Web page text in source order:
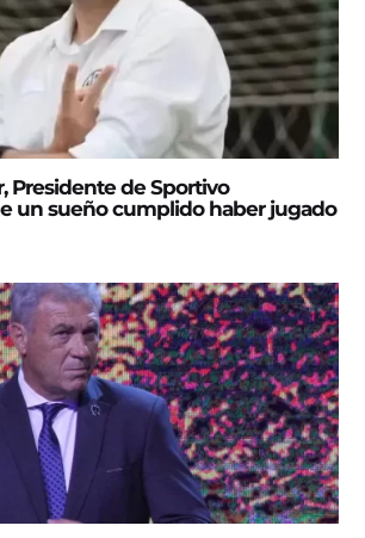
Presidente de Sportivo
un sueño cumplido haber jugado